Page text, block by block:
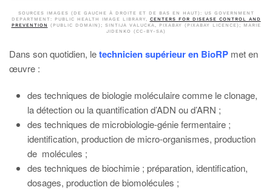
SOURCES IMAGES (DE GAUCHE À DROITE ET DE BAS EN HAUT): US GOVERNMENT
DEPARTMENT: PUBLIC HEALTH IMAGE LIBRARY, CENTERS FOR DISEASE CONTROL AND
PREVENTION
(PUBLIC DOMAIN); SINTIJA VALUCKA, PIXABAY (PIXABAY LICENCE); MARIE
JIDENKO (CC-BY-SA)
Dans son quotidien, letechnicien supérieur en BioRP met en
œuvre :
des techniques de biologie moléculaire comme le clonage,
la détection ou la quantification d’ADN ou d’ARN ;
des techniques de microbiologie-génie fermentaire ;
identification, production de micro-organismes, production
de molécules ;
des techniques de biochimie ; préparation, identification,
dosages, production de biomolécules ;